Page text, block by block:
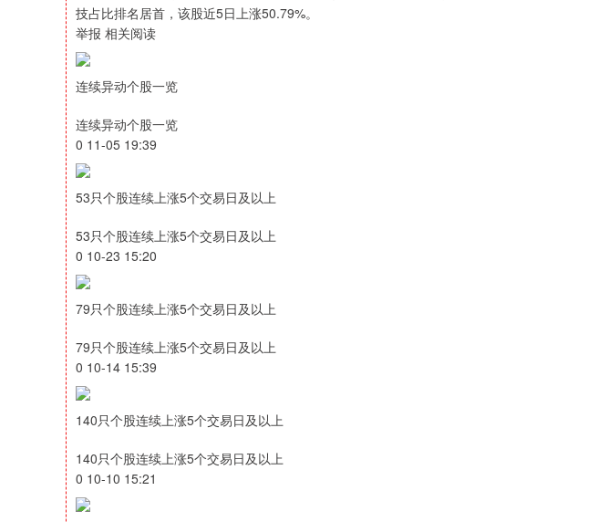
技占比排名居首，该股近5日上涨50.79%。
举报 相关阅读
连续异动个股一览
连续异动个股一览
0 11-05 19:39
53只个股连续上涨5个交易日及以上
53只个股连续上涨5个交易日及以上
0 10-23 15:20
79只个股连续上涨5个交易日及以上
79只个股连续上涨5个交易日及以上
0 10-14 15:39
140只个股连续上涨5个交易日及以上
140只个股连续上涨5个交易日及以上
0 10-10 15:21